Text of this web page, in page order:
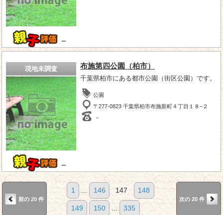
－
現地未調査
－
布施第四公園（柏市）
千葉県柏市にある都市公園（街区公園）です。
公園
〒277-0823 千葉県柏市布施新町４丁目１８−２
－
前の 20 件
1 146 147 148
149 150 335
次の 20 件